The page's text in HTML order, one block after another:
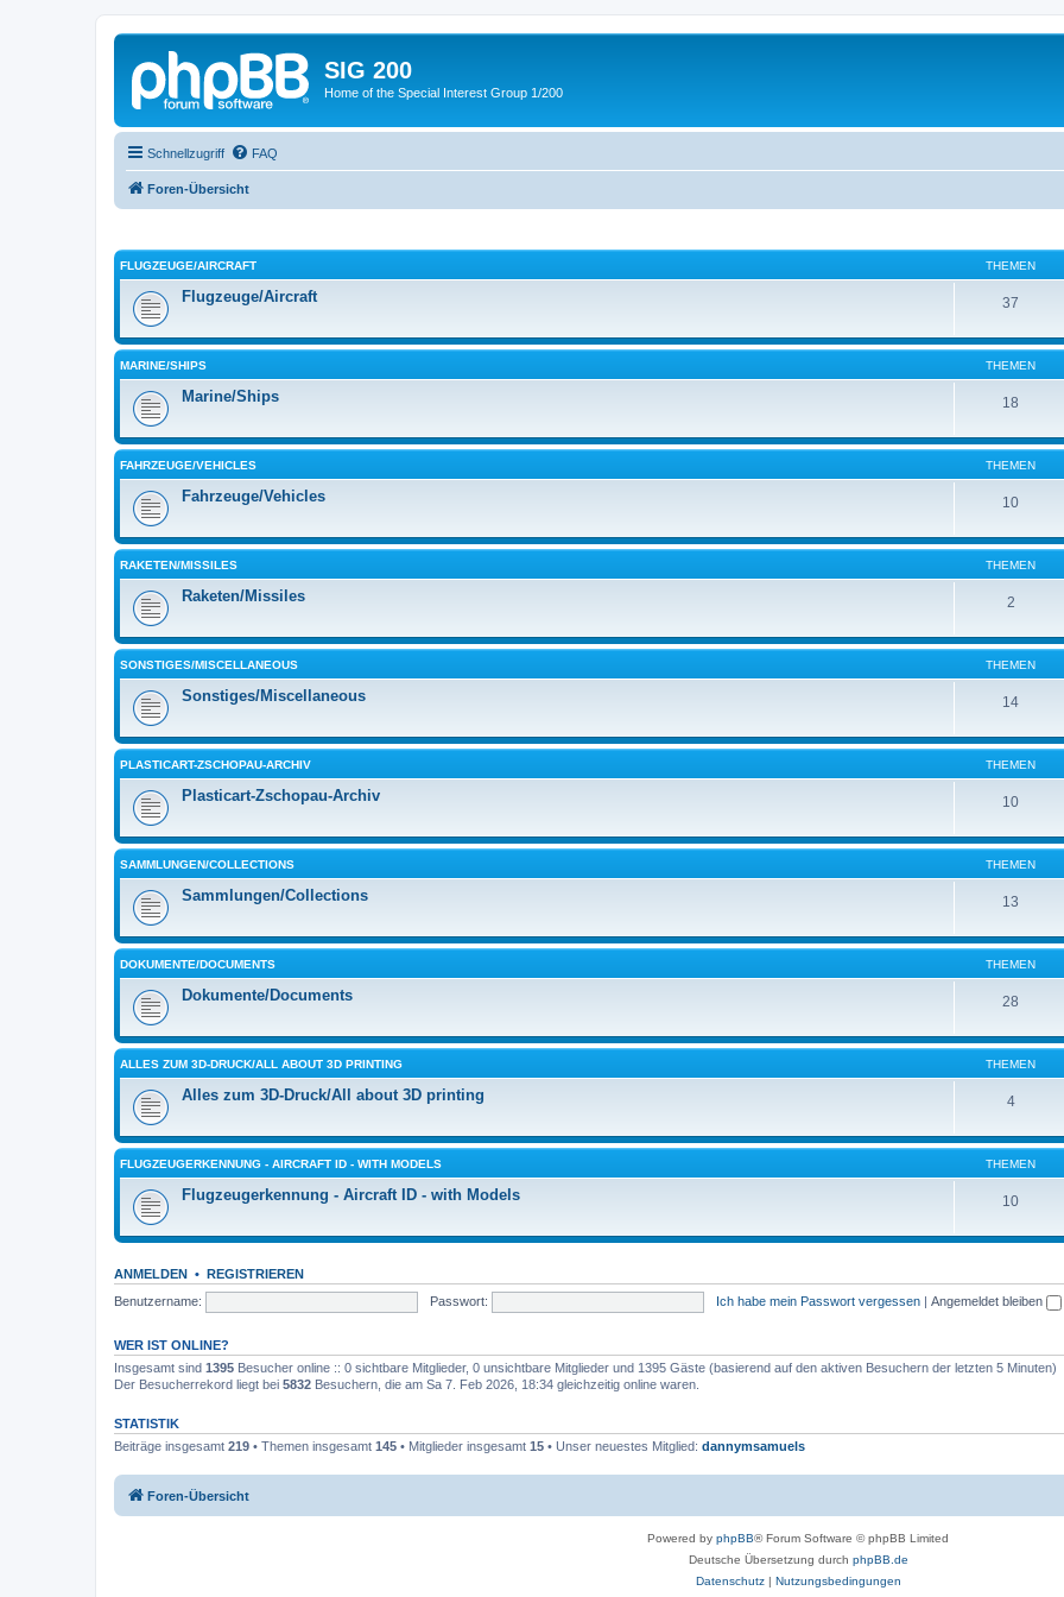
SIG 200
Home of the Special Interest Group 1/200
Schnellzugriff FAQ
Foren-Übersicht
FLUGZEUGE/AIRCRAFT THEMEN
Flugzeuge/Aircraft 37
MARINE/SHIPS THEMEN
Marine/Ships 18
FAHRZEUGE/VEHICLES THEMEN
Fahrzeuge/Vehicles 10
RAKETEN/MISSILES THEMEN
Raketen/Missiles 2
SONSTIGES/MISCELLANEOUS THEMEN
Sonstiges/Miscellaneous 14
PLASTICART-ZSCHOPAU-ARCHIV THEMEN
Plasticart-Zschopau-Archiv 10
SAMMLUNGEN/COLLECTIONS THEMEN
Sammlungen/Collections 13
DOKUMENTE/DOCUMENTS THEMEN
Dokumente/Documents 28
ALLES ZUM 3D-DRUCK/ALL ABOUT 3D PRINTING THEMEN
Alles zum 3D-Druck/All about 3D printing 4
FLUGZEUGERKENNUNG - AIRCRAFT ID - WITH MODELS THEMEN
Flugzeugerkennung - Aircraft ID - with Models 10
ANMELDEN • REGISTRIEREN
Benutzername:
Passwort: Ich habe mein Passwort vergessen | Angemeldet bleiben
WER IST ONLINE?
Insgesamt sind 1395 Besucher online :: 0 sichtbare Mitglieder, 0 unsichtbare Mitglieder und 1395 Gäste (basierend auf den aktiven Besuchern der letzten 5 Minuten)
Der Besucherrekord liegt bei 5832 Besuchern, die am Sa 7. Feb 2026, 18:34 gleichzeitig online waren.
STATISTIK
Beiträge insgesamt 219 • Themen insgesamt 145 • Mitglieder insgesamt 15 • Unser neuestes Mitglied: dannymsamuels
Foren-Übersicht
Powered by phpBB® Forum Software © phpBB Limited
Deutsche Übersetzung durch phpBB.de
Datenschutz| Nutzungsbedingungen